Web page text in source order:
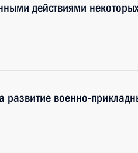
действиями
военно-